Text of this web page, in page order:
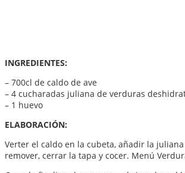
INGREDIENTES:
– 700cl de caldo de ave
– 4 cucharadas juliana de verduras
– 1 huevo
ELABORACIÓN:
Verter el caldo en la cubeta, añadir la
remover, cerrar la tapa y cocer. Menú